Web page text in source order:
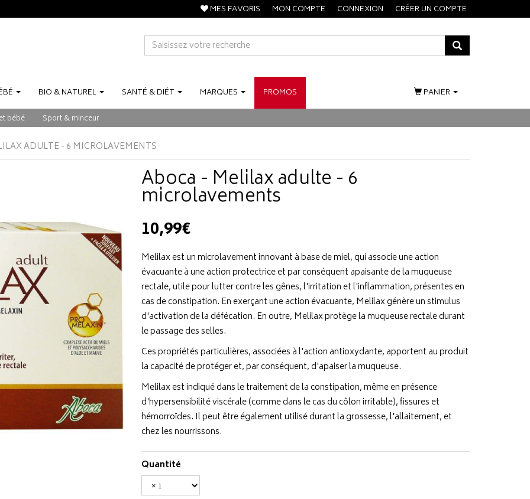
MES FAVORIS MON COMPTE CONNEXION CRÉER UN COMPTE
BIO &NATUREL SANTÉ &DIÉT MARQUES PROMOS
bébé Sport & minceur
PANIER
ADULTE - 6 MICROLAVEMENTS
Aboca - Melilax adulte - 6
microlavements
10,99€
Melilax est un microlavement innovant à base de miel, qui associe une action
évacuante à une action protectrice et par conséquent apaisante de la muqueuse
rectale, utile pour lutter contre les gênes, l'irritation et l'inflammation, présentes en
cas de constipation. En exerçant une action évacuante, Melilax génère un stimulus
d'activation de la défécation. En outre, Melilax protège la muqueuse rectale durant
le passage des selles.
Ces propriétés particulières, associées à l'action antioxydante, apportent au produit
la capacité de protéger et, par conséquent, d'apaiser la muqueuse.
Melilax est indiqué dans le traitement de la constipation, même en présence
d'hypersensibilité viscérale (comme dans le cas du côlon irritable), fissures et
hémorroïdes. Il peut être également utilisé durant la grossesse, l'allaitement, et
chez les nourrissons.
Quantité